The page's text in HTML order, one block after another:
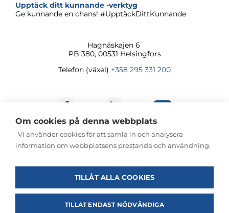
Upptäck ditt kunnande -verktyg
Ge kunnande en chans! #UpptäckDittKunnande
Hagnäskajen6
PB 380, 00531 Helsingfors
Telefon (växel) +358 295 331 200
Om cookies på denna webbplats
Vi använder cookies för att samla in och analysera
information om webbplatsens prestanda och användning.
TILLÅT ALLA COOKIES
TILLÅT ENDAST NÖDVÄNDIGA